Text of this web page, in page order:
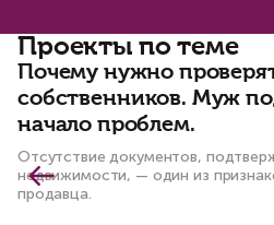
Проекты по теме
Почему нужно
собственников. Муж
начало проблем.
Отсутствие документов,
недвижимости, — один из
продавца.